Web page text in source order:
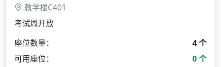
教学楼C401
考试周开放
座位数量：
4 个
可用座位：
0 个